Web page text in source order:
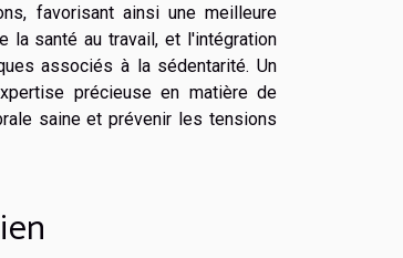
favorisant ainsi une meilleure
la santé au travail, et l'intégration
associés à la sédentarité. Un
précieuse en matière de
saine et prévenir les tensions